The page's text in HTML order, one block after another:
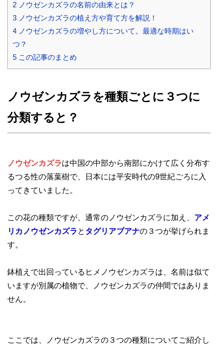
2 ノウゼンカズラの名前の由来とは？
3 ノウゼンカズラの植え方や育て方を解説！
4 ノウゼンカズラの増やし方について。最適な時期はい
つ？
5 この記事のまとめ
ノウゼンカズラを種類ごとに３つに
分類すると？
ノウゼンカズラは中国の中部から南部にかけて広く分布す
るつる性の落葉樹で、日本には平安時代の9世紀ごろに入
ってきていました。
この花の種類ですが、通常のノウゼンカズラに加え、 アメ
リカノウゼンカズラ と タグリアブアナの３つが挙げられま
す。
鉢植えで出回っているヒメノウゼンカズラは、名前は似て
いますが別属の植物で、ノウゼンカズラの仲間ではありま
せん。
ここでは、ノウゼンカズラの３つの種類についてご紹介し